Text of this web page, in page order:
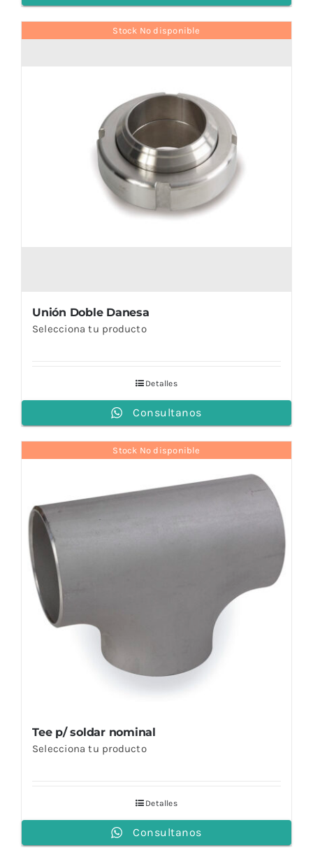
Stock No disponible
Unión Doble Danesa
Selecciona tu producto
Detalles
Consultanos
Stock No disponible
Tee p/ soldar nominal
Selecciona tu producto
Detalles
Consultanos